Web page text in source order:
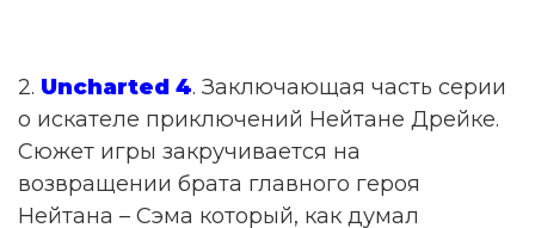
2. Uncharted 4. Заключающая часть серии
о искателе приключений Нейтане Дрейке.
Сюжет игры закручивается на
возвращении брата главного героя
Нейтана – Сэма который, как думал